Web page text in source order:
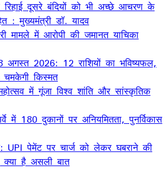
रिहाई दूसरे बंदियों को भी अच्छे आचरण के
: मुख्यमंत्री डॉ. यादव
मामले में आरोपी की जमानत याचिका
2026: 12 राशियों का भविष्यफल,
किस्मत
में गूंजा विश्व शांति और सांस्कृतिक
में 180 दुकानों पर अनियमितता, पुनर्विकास
UPI पेमेंट पर चार्ज को लेकर घबराने की
है असली बात